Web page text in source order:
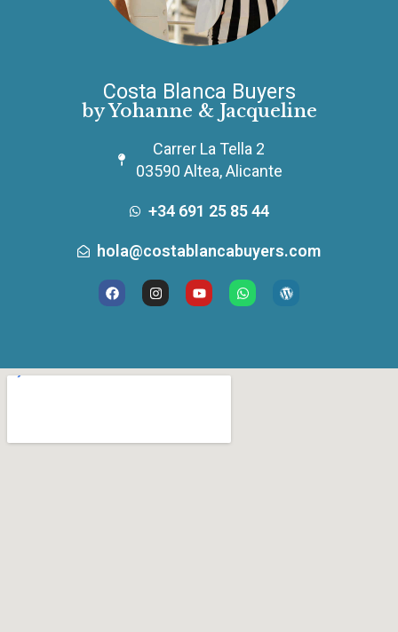
Costa Blanca Buyers
by Yohanne & Jacqueline
Carrer La Tella 2
03590 Altea, Alicante
+34 691 25 85 44
hola@costablancabuyers.com